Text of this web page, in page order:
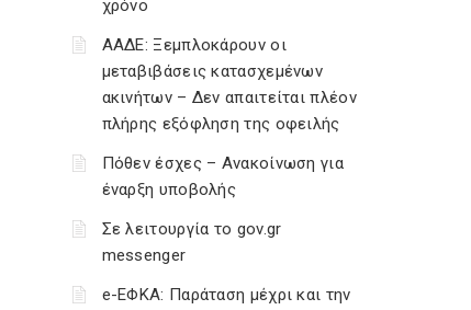
χρόνο
ΑΑΔΕ: Ξεμπλοκάρουν οι
μεταβιβάσεις κατασχεμένων
ακινήτων – Δεν απαιτείται πλέον
πλήρης εξόφληση της οφειλής
Πόθεν έσχες – Ανακοίνωση για
έναρξη υποβολής
Σε λειτουργία το gov.gr
messenger
e-ΕΦΚΑ: Παράταση μέχρι και την